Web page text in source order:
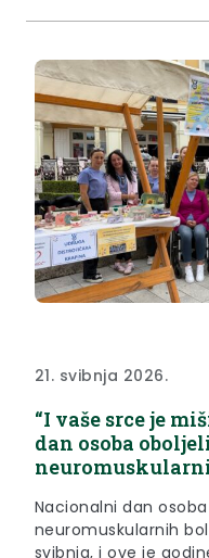
21. svibnja 2026.
“I vaše srce je
dan osoba
Nacionalni dan
neuromuskularnih
svibnja, i ove je